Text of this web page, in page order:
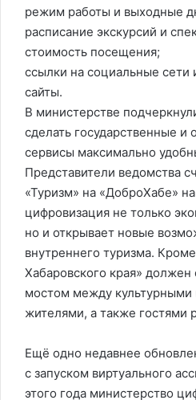
режим работы и выходные
расписание экскурсий и
стоимость посещения;
ссылки на социальные
сайты.
В министерстве
сделать государственные
сервисы максимально
Представители ведомства
«Туризм» на «ДоброХабе»
цифровизация не только
но и открывает новые
внутреннего туризма.
Хабаровского края»
мостом между культурными
жителями, а также гостями
Ещё одно недавнее
с запуском виртуального
этого года министерство